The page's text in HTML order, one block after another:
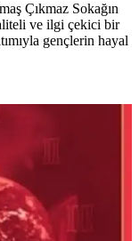
Çıkmaz Sokağın
ve ilgi çekici bir
gençlerin hayal